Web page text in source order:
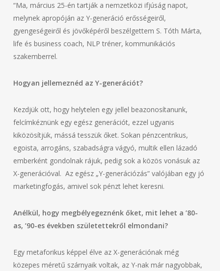
“Ma, március 25-én tartják a nemzetközi ifjúság napot,
melynek apropóján az Y-generáció erősségeiről,
gyengeségeiről és jövőképéről beszélgettem S. Tóth Márta,
life és business coach, NLP tréner, kommunikációs
szakemberrel.
Hogyan jellemeznéd az Y-generációt?
Kezdjük ott, hogy helytelen egy jellel beazonosítanunk,
felcímkéznünk egy egész generációt, ezzel ugyanis
kiközösítjük, mássá tesszük őket. Sokan pénzcentrikus,
egoista, arrogáns, szabadságra vágyó, multik ellen lázadó
emberként gondolnak rájuk, pedig sok a közös vonásuk az
X-generációval. Az egész „Y-generációzás” valójában egy jó
marketingfogás, amivel sok pénzt lehet keresni.
Anélkül, hogy megbélyegeznénk őket, mit lehet a ’80-
as, ’90-es években születettekről elmondani?
Egy metaforikus képpel élve az X-generációnak még
közepes méretű szárnyaik voltak, az Y-nak már nagyobbak,